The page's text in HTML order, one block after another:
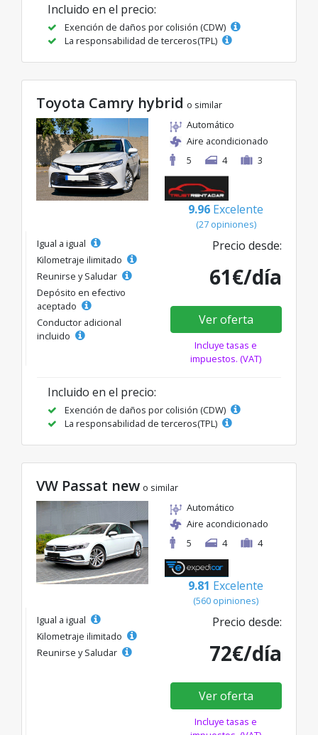
Incluido en el precio:
Exención de daños por colisión (CDW)
La responsabilidad de terceros(TPL)
Toyota Camry hybrid o similar
Automático
Aire acondicionado
5
4 3
9.96 Excelente
(27 opiniones)
Igual a igual
Kilometraje ilimitado
Reunirse y Saludar
Depósito en efectivo
aceptado
Conductor adicional
incluido
Precio desde:
61€/día
Ver oferta
Incluye tasas e
impuestos. (VAT)
Incluido en el precio:
Exención de daños por colisión (CDW)
La responsabilidad de terceros(TPL)
VW Passat new o similar
Automático
Aire acondicionado
5
4 4
9.81 Excelente
(560 opiniones)
Igual a igual
Kilometraje ilimitado
Reunirse y Saludar
Precio desde:
72€/día
Ver oferta
Incluye tasas e